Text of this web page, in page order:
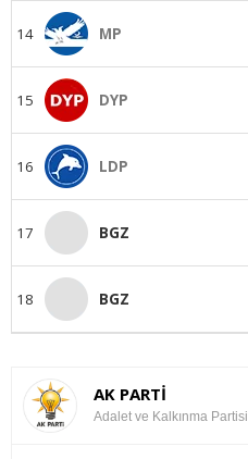
14 MP
15 DYP
16 LDP
17 BGZ
18 BGZ
AK PARTİ
Adalet ve Kalkınma Partisi